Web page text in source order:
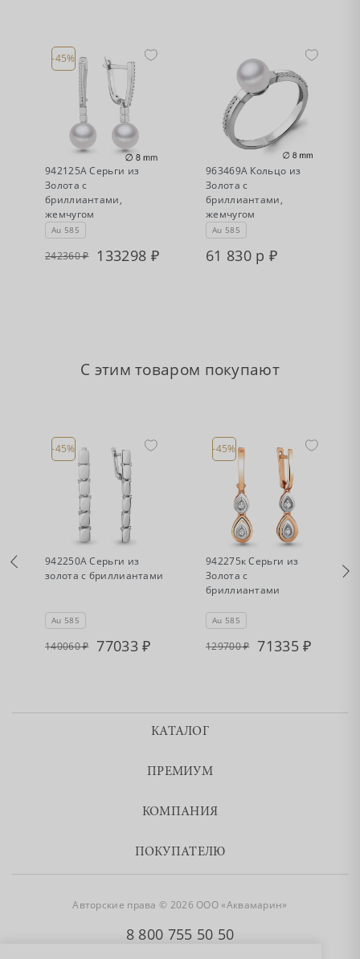
-45%
Есть в наличии
942125А Серьги из
Золота с
бриллиантами,
жемчугом
Au 585
242360 133298
Нет в наличии
963469А Кольцо из
Золота с
бриллиантами,
жемчугом
Au 585
61 830 р
С этим товаром покупают
-45%
Есть в наличии
942250А Серьги из
золота с бриллиантами
Au 585
140060 77033
-45%
Есть в наличии
942275к Серьги из
Золота с
бриллиантами
Au 585
129700 71335
КАТАЛОГ
ПРЕМИУМ
КОМПАНИЯ
ПОКУПАТЕЛЮ
Авторские права © 2026 ООО «Аквамарин»
8 800 755 50 50